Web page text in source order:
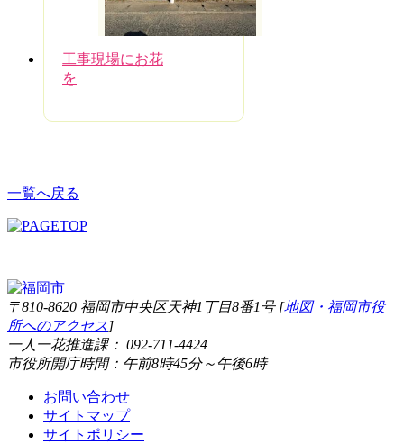
工事現場にお花
を
一覧へ戻る
〒810-8620 福岡市中央区天神1丁目8番1号 [地図・福岡市役
所へのアクセス]
一人一花推進課： 092-711-4424
市役所開庁時間：午前8時45分～午後6時
お問い合わせ
サイトマップ
サイトポリシー